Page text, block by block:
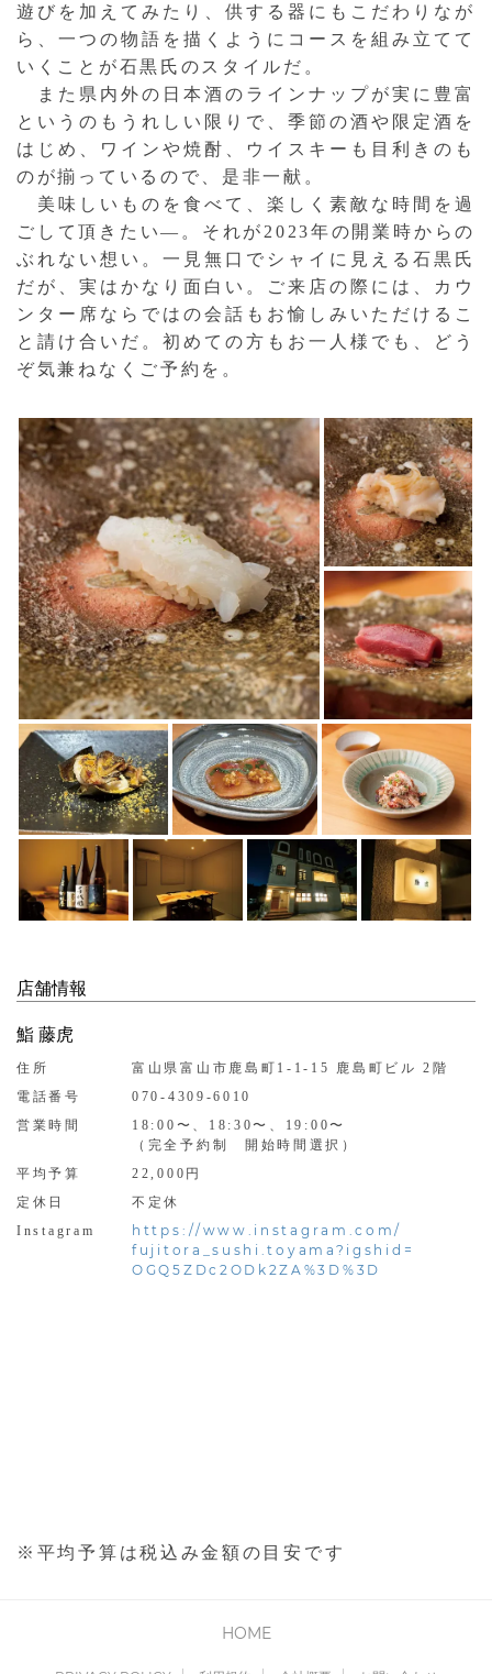
遊びを加えてみたり、供する器にもこだわりなが
ら、一つの物語を描くようにコースを組み立てて
いくことが石黒氏のスタイルだ。
また県内外の日本酒のラインナップが実に豊富
というのもうれしい限りで、季節の酒や限定酒を
はじめ、ワインや焼酎、ウイスキーも目利きのも
のが揃っているので、是非一献。
美味しいものを食べて、楽しく素敵な時間を過
ごして頂きたい—。それが2023年の開業時からの
ぶれない想い。一見無口でシャイに見える石黒氏
だが、実はかなり面白い。ご来店の際には、カウ
ンター席ならではの会話もお愉しみいただけるこ
と請け合いだ。初めての方もお一人様でも、どう
ぞ気兼ねなくご予約を。
店舗情報
鮨 藤虎
住所
富山県富山市鹿島町1-1-15 鹿島町ビル 2階
電話番号
070-4309-6010
営業時間
18:00〜、18:30〜、19:00〜
（完全予約制 開始時間選択）
平均予算
22,000円
定休日
不定休
Instagram
https://www.instagram.com/
fujitora_sushi.toyama?igshid=
OGQ5ZDc2ODk2ZA%3D%3D
※平均予算は税込み金額の目安です
HOME